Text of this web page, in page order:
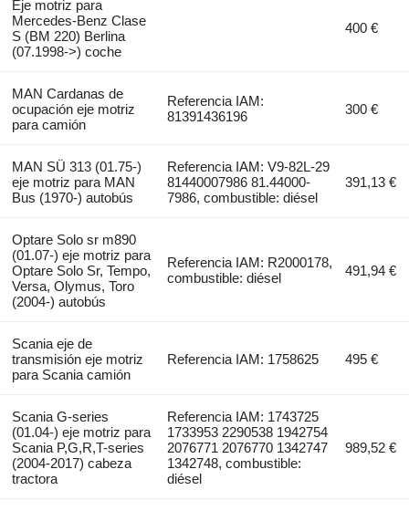
Eje motriz para
Mercedes-Benz Clase
S (BM 220) Berlina
(07.1998->) coche
400 €
MAN Cardanas de
ocupación eje motriz
para camión
Referencia IAM:
81391436196
300 €
MAN SÜ 313 (01.75-)
eje motriz para MAN
Bus (1970-) autobús
Referencia IAM: V9-82L-29
81440007986 81.44000-
7986, combustible: diésel
391,13 €
Optare Solo sr m890
(01.07-) eje motriz para
Optare Solo Sr, Tempo,
Versa, Olymus, Toro
(2004-) autobús
Referencia IAM: R2000178,
combustible: diésel
491,94 €
Scania eje de
transmisión eje motriz
para Scania camión
Referencia IAM: 1758625 495 €
Scania G-series
(01.04-) eje motriz para
Scania P,G,R,T-series
(2004-2017) cabeza
tractora
Referencia IAM: 1743725
1733953 2290538 1942754
2076771 2076770 1342747
1342748, combustible:
diésel
989,52 €